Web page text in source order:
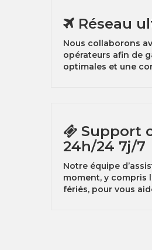
Réseau
Nous collaborons
opérateurs afin de
optimales et une
Support
24h/24 7j/7
Notre équipe
moment, y compris
fériés, pour vous